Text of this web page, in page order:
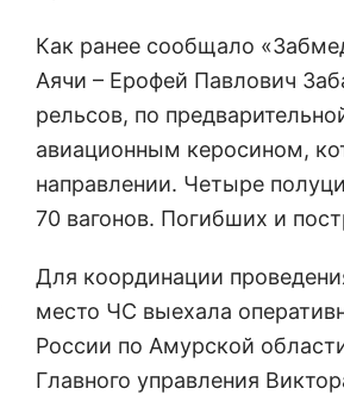
Как ранее сообщало
Аячи – Ерофей Павлович
рельсов, по
авиационным керосином,
направлении. Четыре
70 вагонов. Погибших и
Для координации
место ЧС выехала
России по Амурской
Главного управления